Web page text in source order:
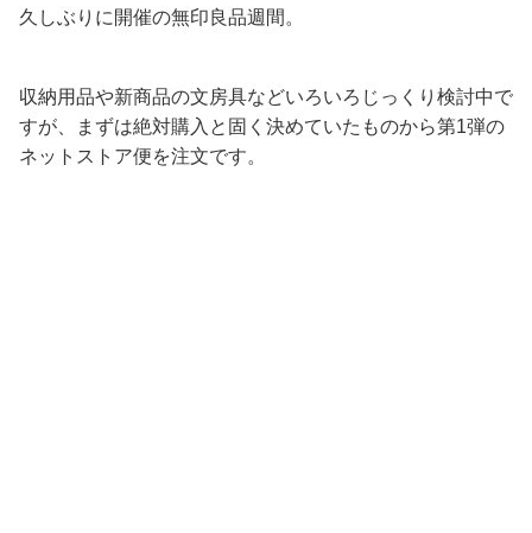
久しぶりに開催の無印良品週間。
収納用品や新商品の文房具などいろいろじっくり検討中で
すが、まずは絶対購入と固く決めていたものから第1弾の
ネットストア便を注文です。